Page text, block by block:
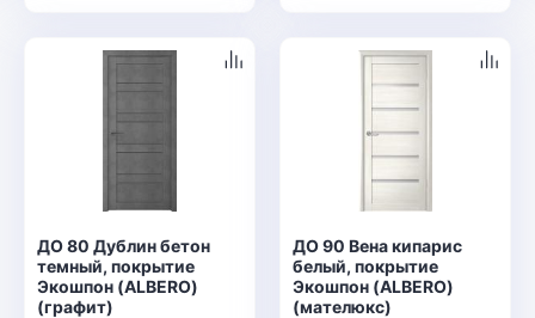
ДО 80 Дублин бетон
темный, покрытие
Экошпон (ALBERO)
(графит)
ДО 90 Вена кипарис
белый, покрытие
Экошпон (ALBERO)
(мателюкс)